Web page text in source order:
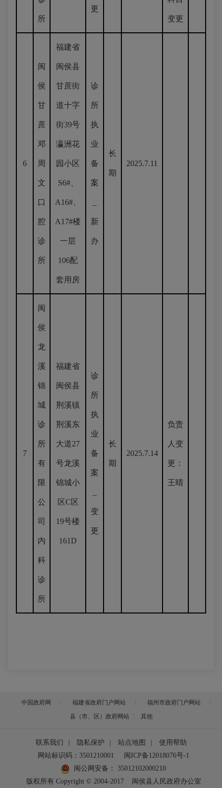
所
更
变更
6
闽
侯
甘
蔗
邓
周
文
口
腔
诊
所
福建省
闽侯县
甘蔗街
道十字
街39号
瀛洲花
园小区
S6#、
A16#、
A17#楼
一层
106配
套用房
诊
所
执
业
备
案
新
办
长
期
2025.7.11
7
闽
侯
龙
溪
锦
城
诊
所
有
限
公
司
内
科
诊
所
福建省
闽侯县
荆溪镇
荆溪东
大道27
号龙溪
锦城小
区C区
19号楼
161D
诊
所
执
业
备
案
变
更
长
期
2025.7.14
负责
人变
更：
王晴
中国政府网 福建省政府门户网站
福州市政府门户网站
县（市、区）政府网站
其他
联系我们 隐私保护 站点地图
使用帮助
网站标识码：3501210001
闽ICP备12018076号-1
闽公网安备：
35012102000210
版权所有 Copyright © 2004-2017
闽侯县人民政府办公室